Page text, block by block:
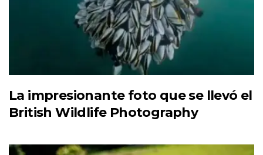
La impresionante foto que se llevó el
British Wildlife Photography